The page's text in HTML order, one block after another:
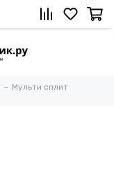
Мульти сплит